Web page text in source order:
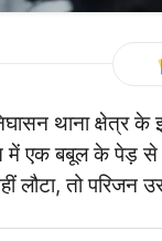
थाना क्षेत्र के
एक बबूल के पेड़ से
लौटा, तो परिजन